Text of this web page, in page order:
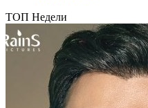
ТОП Недели